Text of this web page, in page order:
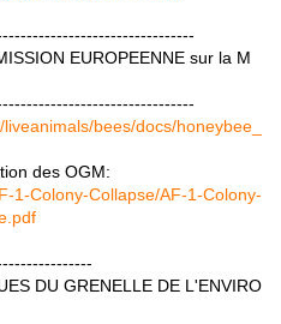
EUROPEENNE sur la M
bees/docs/honeybee_
des OGM:
1-Colony-Collapse/AF-1-Colony-
DU GRENELLE DE L'ENVIRO